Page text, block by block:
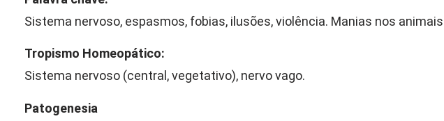
Sistema nervoso, espasmos, fobias, ilusões, violência. Manias nos
Tropismo Homeopático:
Sistema nervoso (central, vegetativo), nervo vago.
Patogenesia